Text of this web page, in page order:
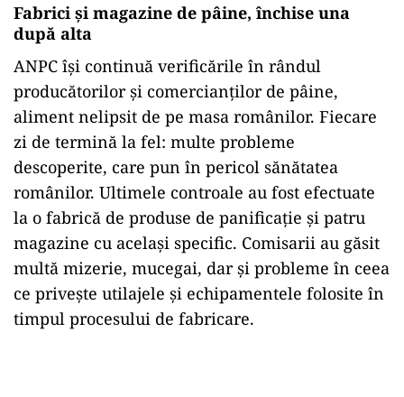
Fabrici și magazine de pâine, închise una
după alta
ANPC își continuă verificările în rândul
producătorilor și comercianților de pâine,
aliment nelipsit de pe masa românilor. Fiecare
zi de termină la fel: multe probleme
descoperite, care pun în pericol sănătatea
românilor. Ultimele controale au fost efectuate
la o fabrică de produse de panificație și patru
magazine cu același specific. Comisarii au găsit
multă mizerie, mucegai, dar și probleme în ceea
ce privește utilajele și echipamentele folosite în
timpul procesului de fabricare.